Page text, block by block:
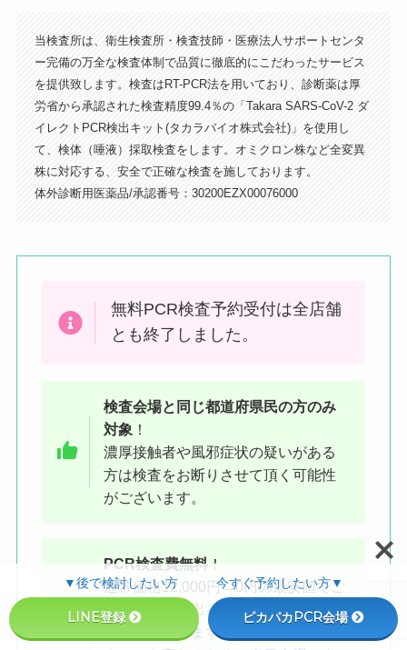
左手にマクドナルドが見える交差点を
右に曲がります（ケバブのお店の手前
の道）
ケバブ屋と同じ建物の、隣にある
のが検査会場です
当検査所は、衛生検査所・検査技師・医療法人サポートセンタ
ー完備の万全な検査体制で品質に徹底的にこだわったサービス
を提供致します。検査はRT-PCR法を用いており、診断薬は厚
労省から承認された検査精度99.4％の「Takara SARS-CoV-2 ダ
イレクトPCR検出キット(タカラバイオ株式会社)」を使用し
て、検体（唾液）採取検査をします。オミクロン株など全変異
株に対応する、安全で正確な検査を施しております。
体外診断用医薬品/承認番号：30200EZX00076000
無料PCR検査予約受付は全店舗
とも終了しました。
検査会場と同じ都道府県民の方のみ
対象 ！
濃厚接触者や風邪症状の疑いがある
方は検査をお断りさせて頂く可能性
がございます。
PCR検査費無料 ！
通常価格12,000円→0円の最安値でご
提供。結果が出るまでの時間の指定
は不可となります。混雑状況などに
▼後で検討したい方 今すぐ予約したい方▼
LINE登録 ピカパカPCR会場